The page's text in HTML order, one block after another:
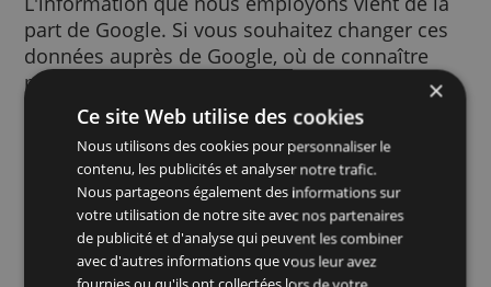
Ce site utilise les cookies de Google. Nous
employons ces cookies pour connaître
comportement et votre profil lors de votre
Votre adresse IP est rendue anonyme dans
cookies. Ceux-ci nous permettent de vous
proposer de la publicité adaptée à vos
L'information que nous employons vient
part de Google. Si vous souhaitez changer
données auprès de Google, où de connaître